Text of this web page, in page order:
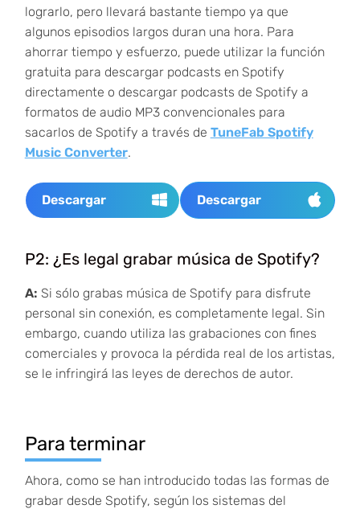
lograrlo, pero llevará bastante tiempo ya que
algunos episodios largos duran una hora. Para
ahorrar tiempo y esfuerzo, puede utilizar la función
gratuita para descargar podcasts en Spotify
directamente o descargar podcasts de Spotify a
formatos de audio MP3 convencionales para
sacarlos de Spotify a través de TuneFab Spotify
Music Converter.
Descargar Descargar
P2: ¿Es legal grabar música de Spotify?
A: Si sólo grabas música de Spotify para disfrute
personal sin conexión, es completamente legal. Sin
embargo, cuando utiliza las grabaciones con fines
comerciales y provoca la pérdida real de los artistas,
se le infringirá las leyes de derechos de autor.
Para terminar
Ahora, como se han introducido todas las formas de
grabar desde Spotify, según los sistemas del